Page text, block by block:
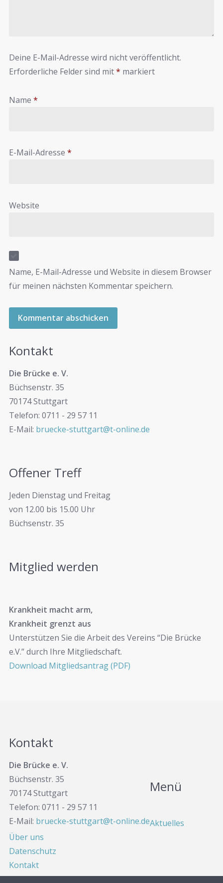
Deine E-Mail-Adresse wird nicht veröffentlicht.
Erforderliche Felder sind mit* markiert
Name *
E-Mail-Adresse *
Website
Name, E-Mail-Adresse und Website in diesem Browser
für meinen nächsten Kommentar speichern.
Kontakt
Die Brücke e. V.
Büchsenstr. 35
70174 Stuttgart
Telefon: 0711 - 29 57 11
E-Mail: bruecke-stuttgart@t-online.de
Offener Treff
Jeden Dienstag und Freitag
von 12.00 bis 15.00 Uhr
Büchsenstr. 35
Mitglied werden
Krankheit macht arm,
Krankheit grenzt aus
Unterstützen Sie die Arbeit des Vereins “Die Brücke
e.V.” durch Ihre Mitgliedschaft.
Download Mitgliedsantrag (PDF)
Kontakt
Die Brücke e. V.
Büchsenstr. 35
70174 Stuttgart
Telefon: 0711 - 29 57 11
E-Mail: bruecke-stuttgart@t-online.de
Menü
Aktuelles
Über uns
Datenschutz
Kontakt